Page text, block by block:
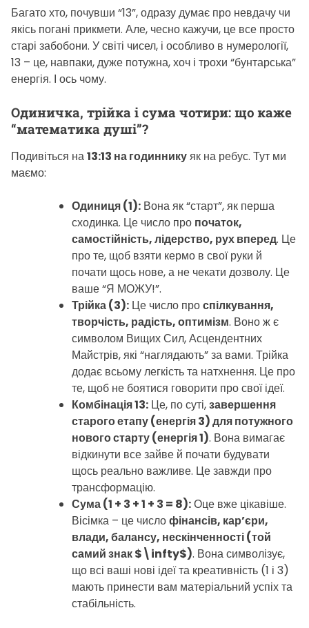
Багато хто, почувши “13”, одразу думає про невдачу чи
якісь погані прикмети. Але, чесно кажучи, це все просто
старі забобони. У світі чисел, і особливо в нумерології,
13 – це, навпаки, дуже потужна, хоч і трохи “бунтарська”
енергія. І ось чому.
Одиничка, трійка і сума чотири: що каже
“математика душі”?
Подивіться на13:13 на годинникуяк на ребус. Тут ми
маємо:
Одиниця (1): Вона як “старт”, як перша
сходинка. Це число про початок,
самостійність, лідерство, рух вперед. Це
про те, щоб взяти кермо в свої руки й
почати щось нове, а не чекати дозволу. Це
ваше “Я МОЖУ!”.
Трійка (3): Це число проспілкування,
творчість, радість, оптимізм. Воно ж є
символом Вищих Сил, Асцендентних
Майстрів, які “наглядають” за вами. Трійка
додає всьому легкість та натхнення. Це про
те, щоб не боятися говорити про свої ідеї.
Комбінація 13: Це, по суті,завершення
старого етапу (енергія 3) для потужного
нового старту (енергія 1). Вона вимагає
відкинути все зайве й почати будувати
щось реально важливе. Це завжди про
трансформацію.
Сума (1 + 3 + 1 + 3 = 8):Оце вже цікавіше.
Вісімка – це числофінансів, кар’єри,
влади, балансу, нескінченності (той
самий знак $\infty$). Вона символізує,
що всі ваші нові ідеї та креативність (1 і 3)
мають принести вам матеріальний успіх та
стабільність.